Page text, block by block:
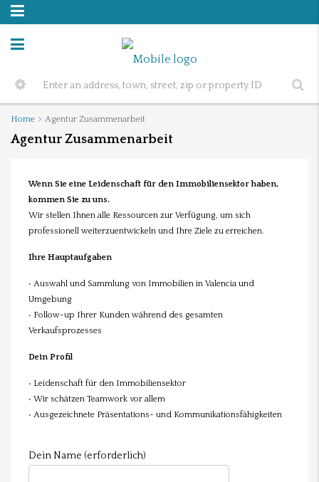
Home Agentur Zusammenarbeit
Agentur Zusammenarbeit
Wenn Sie eine Leidenschaft für den Immobiliensektor haben,
kommen Sie zu uns.
Wir stellen Ihnen alle Ressourcen zur Verfügung, um sich
professionell weiterzuentwickeln und Ihre Ziele zu erreichen.
Ihre Hauptaufgaben
• Auswahl und Sammlung von Immobilien in Valencia und
Umgebung
• Follow-up Ihrer Kunden während des gesamten
Verkaufsprozesses
Dein Profil
• Leidenschaft für den Immobiliensektor
• Wir schätzen Teamwork vor allem
• Ausgezeichnete Präsentations- und Kommunikationsfähigkeiten
Dein Name (erforderlich)